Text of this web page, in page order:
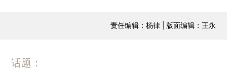
责任编辑：杨律 | 版面编辑：王永
话题：